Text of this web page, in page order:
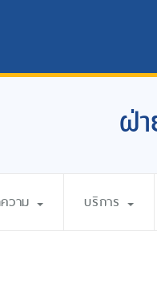
ฝ่
วาม บริการ